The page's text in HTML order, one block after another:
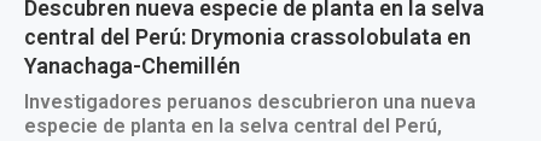
Descubren nueva especie de planta en la selva
central del Perú: Drymonia crassolobulata en
Yanachaga-Chemillén
Investigadores peruanos descubrieron una nueva
especie de planta en la selva central del Perú,